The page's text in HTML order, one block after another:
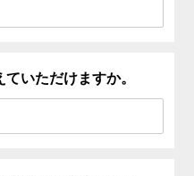
いただけますか。